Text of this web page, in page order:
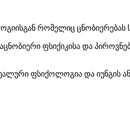
რომელიც ცნობიერებას
ფსიქიკისა და
ფსიქოლოგია და იუნგის